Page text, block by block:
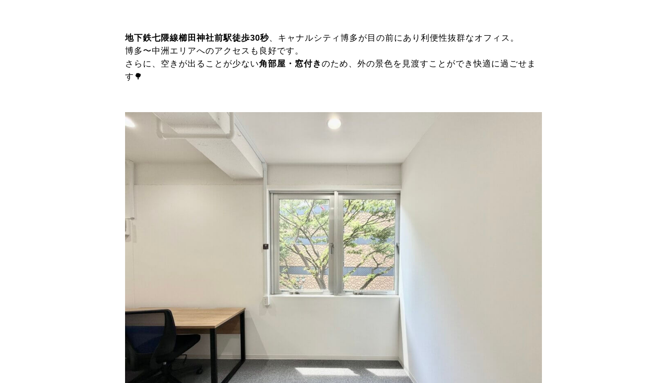
地下鉄七隈線櫛田神社前駅徒歩30秒、キャナルシティ博多が目の前にあり利便性抜群なオフィス。
博多〜中洲エリアへのアクセスも良好です。
さらに、空きが出ることが少ない角部屋・窓付き のため、外の景色を見渡すことができ快適に過ごせま
す🌳